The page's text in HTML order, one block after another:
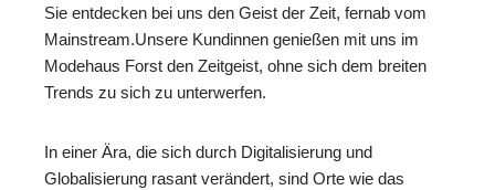
Sie entdecken bei uns den Geist der Zeit, fernab vom
Mainstream.Unsere Kundinnen genießen mit uns im
Modehaus Forst den Zeitgeist, ohne sich dem breiten
Trends zu sich zu unterwerfen.
In einer Ära, die sich durch Digitalisierung und
Globalisierung rasant verändert, sind Orte wie das